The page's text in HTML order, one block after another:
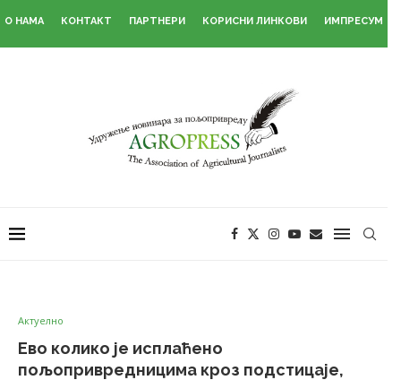
О НАМА КОНТАКТ ПАРТНЕРИ КОРИСНИ ЛИНКОВИ ИМПРЕСУМ
Актуелно
Ево колико је исплаћено
пољопривредницима кроз подстицаје,